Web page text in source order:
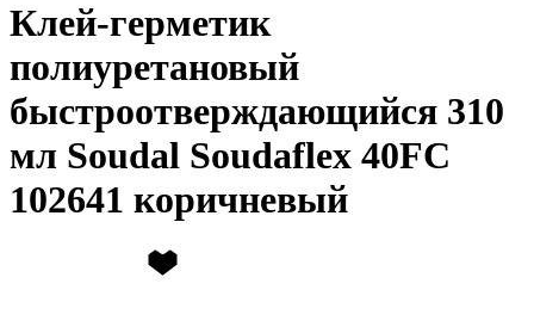
Клей-герметик
полиуретановый
быстроотверждающийся 310
мл Soudal Soudaflex 40FC
102641 коричневый